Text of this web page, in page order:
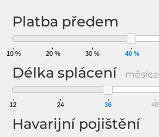
Platba předem
10 % 20 % 30 % 40 %
Délka splácení - měsíce
12 24 36 48
Havarijní pojištění